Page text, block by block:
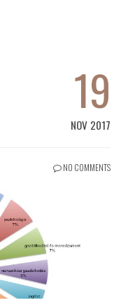
19
NOV 2017
NO COMMENTS